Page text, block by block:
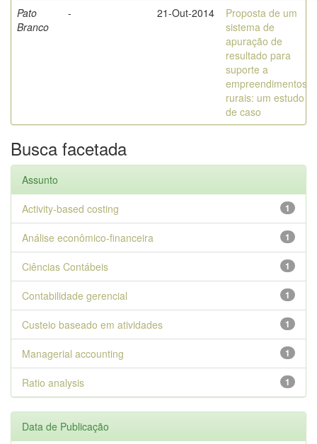
Pato
Branco
- 21-Out-2014
Proposta de um
sistema de
apuração de
resultado para
suporte a
empreendimentos
rurais: um estudo
de caso
Busca facetada
Assunto
1
Activity-based costing
1
Análise econômico-financeira
1
Ciências Contábeis
1
Contabilidade gerencial
1
Custeio baseado em atividades
1
Managerial accounting
1
Ratio analysis
Data de Publicação